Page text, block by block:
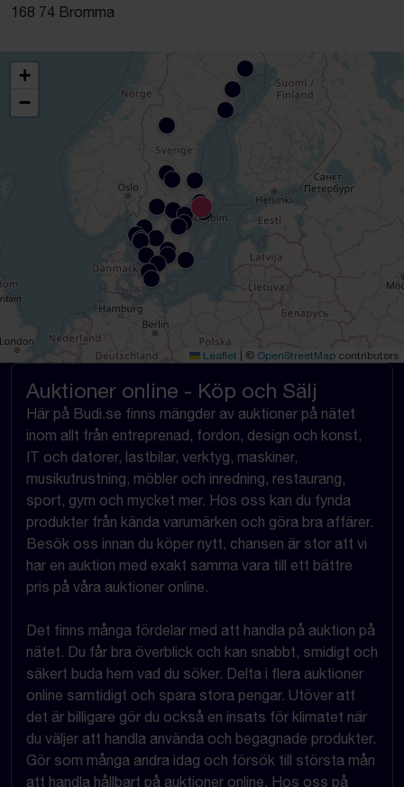
168 74 Bromma
+
−
Leaflet © OpenStreetMap contributors
Auktioner online - Köp och Sälj
Här på Budi.se finns mängder av auktioner på nätet
inom allt från entreprenad, fordon, design och konst,
IT och datorer, lastbilar, verktyg, maskiner,
musikutrustning, möbler och inredning, restaurang,
sport, gym och mycket mer. Hos oss kan du fynda
produkter från kända varumärken och göra bra affärer.
Besök oss innan du köper nytt, chansen är stor att vi
har en auktion med exakt samma vara till ett bättre
pris på våra auktioner online.
Det finns många fördelar med att handla på auktion på
nätet. Du får bra överblick och kan snabbt, smidigt och
säkert buda hem vad du söker. Delta i flera auktioner
online samtidigt och spara stora pengar. Utöver att
det är billigare gör du också en insats för klimatet när
du väljer att handla använda och begagnade produkter.
Gör som många andra idag och försök till största mån
att handla hållbart på auktioner online. Hos oss på